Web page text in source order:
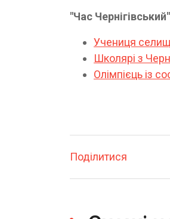
"Час
Учениця
Школярі з
Олімпієць із
Поділитися